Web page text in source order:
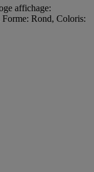
affichage:
Rond, Coloris: